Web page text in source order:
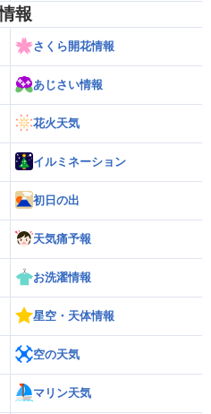
報
さくら開花情報
あじさい情報
花火天気
イルミネーション
初日の出
天気痛予報
お洗濯情報
星空・天体情報
空の天気
マリン天気